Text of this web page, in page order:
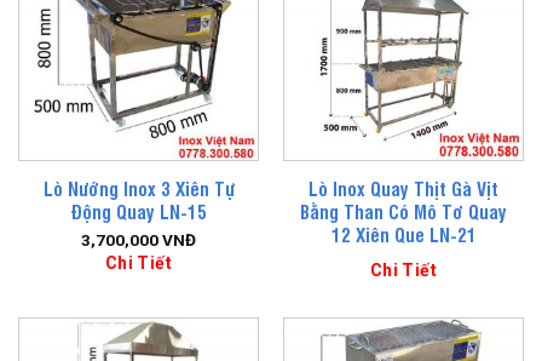
Lò Nướng Inox 3 Xiên Tự
Động Quay LN-15
3,700,000VNĐ
Chi Tiết
Lò Inox Quay Thịt Gà Vịt
Bằng Than Có Mô Tơ Quay
12 Xiên Que LN-21
Chi Tiết